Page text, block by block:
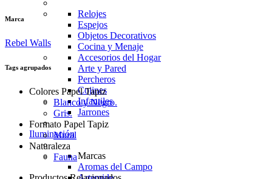
Relojes
Espejos
Objetos Decorativos
Cocina y Menaje
Accesorios del Hogar
Arte y Pared
Percheros
Cojines
Infantiles
Jarrones
Iluminación
Marcas
Aromas del Campo
Marca
Rebel Walls
Tags agrupados
Colores Papel Tapiz
Blanco y Negro.
Gris.
Formato Papel Tapiz
Mural
Naturaleza
Fauna